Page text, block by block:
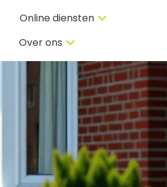
Online diensten
Over ons